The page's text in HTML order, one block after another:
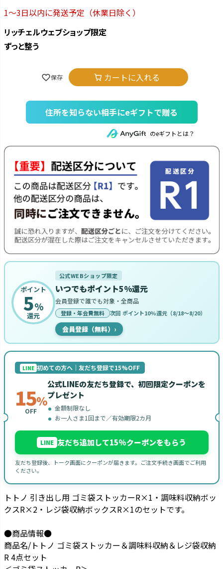
1～3日以内に発送予定 （休業日除く）
リッチェルウェブショップ限定
ずっと整う
カートに入れる
住所を知らない相手にeギフトで贈る
のeギフトとは？
ポイント
5%
還元
公式WEBショップ限定
いつでもポイント5%還元
会員登録で誰でも対象・全商品
登録・年会費無料 次回 ポイント10%還元（8/18〜8/20）
会員登録（無料） ›
LINE 初めての方へ｜友だち登録で15%OFF
15%
OFF
公式LINEの友だち登録で、初回限定クーポンを
プレゼント
金額制限なし
お一人さま1回まで／有効期限2カ月
LINE 友だち追加して15%クーポンをもらう
友だち登録後、トーク画面にクーポンが届きます。ご注文手続き画面でご利用
ください。
トトノ 引き出し用 ゴミ袋ストッカーR×1・調味料収納ボッ
クスR×2・レジ袋収納ボックスR×1のセットです。
●商品情報●
商品名/トトノ ゴミ袋ストッカー＆調味料収納＆レジ袋収納
R 4点セット